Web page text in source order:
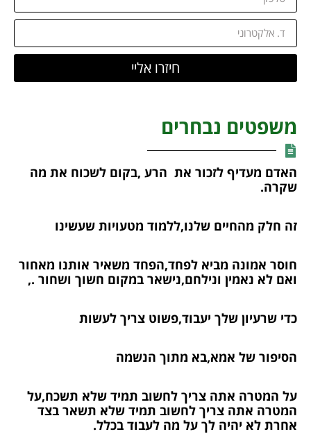
חיזרו אליי
משפטים נבחרים
האדם מעדיף לזכור את הרע ,בקום לשכוח את מה
שקרה.
זה חלק מהחיים שלנו,ללמוד מטעויות שעשינו
חוסר אמונה מביא לפחד,הפחד משאיר אותנו מאחור
ואם לא נאמין ונילחם,נישאר במקום חשוך ושחור .,
כדי שרעיון שלך יעבוד,פשוט צריך לעשות
הסיפור של אמא,בא מתוך הנשמה
על המטרה אתה צריך לחשוב תמיד שלא תשכח,על
המטרה אתה צריך לחשוב תמיד שלא תשאר בצד
אחרת לא יהיה לך על מה לעבוד בכלל.